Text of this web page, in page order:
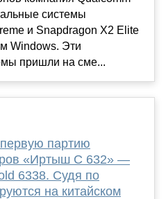
системы
и Snapdragon X2 Elite
Windows. Эти
пришли на сме...
партию
«Иртыш С 632» —
6338. Судя по
на китайском